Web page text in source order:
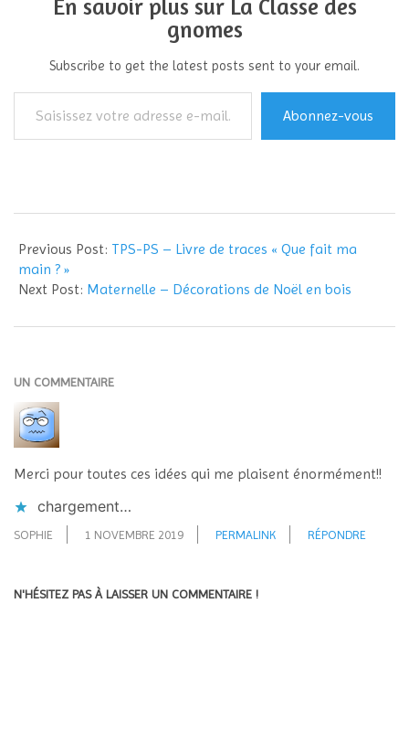
gnomes
Subscribe to get the latest posts sent to your email.
votre
adresse
Abonnez-vous
11-
Previous Post: TPS-PS – Livre de traces « Que fait ma
main ? »
Next Post: Maternelle – Décorations de Noël en bois
UN COMMENTAIRE
Merci pour toutes ces idées qui me plaisent énormément!!
chargement…
SOPHIE 1 NOVEMBRE 2019 PERMALINK RÉPONDRE
N'HÉSITEZ PAS À LAISSER UN COMMENTAIRE !